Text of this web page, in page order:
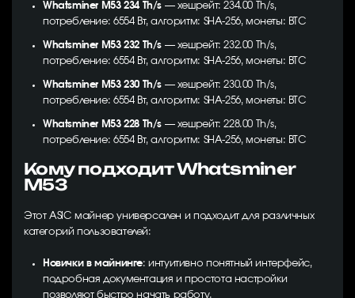
Whatsminer M53 234 Th/s — хешрейт: 234.00 Th/s,
потребление: 6554 Вт, алгоритм: SHA-256, монеты: BTC
Whatsminer M53 232 Th/s — хешрейт: 232.00 Th/s,
потребление: 6554 Вт, алгоритм: SHA-256, монеты: BTC
Whatsminer M53 230 Th/s — хешрейт: 230.00 Th/s,
потребление: 6554 Вт, алгоритм: SHA-256, монеты: BTC
Whatsminer M53 228 Th/s — хешрейт: 228.00 Th/s,
потребление: 6554 Вт, алгоритм: SHA-256, монеты: BTC
Кому подходит Whatsminer
M53
Этот ASIC майнер универсален и подходит для различных
категорий пользователей:
Новички в майнинге: интуитивно понятный интерфейс,
подробная документация и простота настройки
позволяют быстро начать работу.